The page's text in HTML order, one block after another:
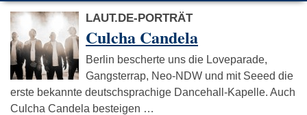
LAUT.DE-PORTRÄT
Culcha Candela
Berlin bescherte uns die Loveparade,
Gangsterrap, Neo-NDW und mit Seeed die
erste bekannte deutschsprachige Dancehall-Kapelle. Auch
Culcha Candela besteigen …